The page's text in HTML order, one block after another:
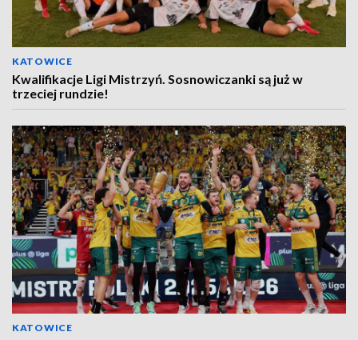
KATOWICE
Kwalifikacje Ligi Mistrzyń. Sosnowiczanki są już w
trzeciej rundzie!
KATOWICE